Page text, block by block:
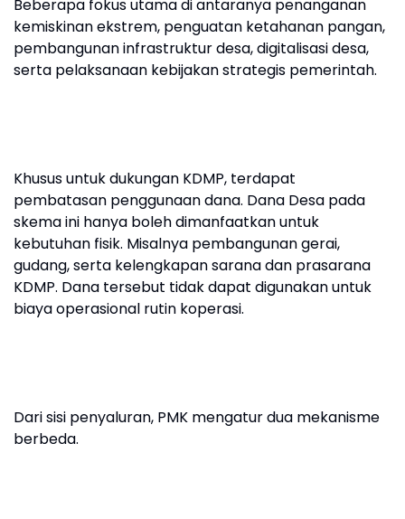
Beberapa fokus utama di antaranya penanganan
kemiskinan ekstrem, penguatan ketahanan pangan,
pembangunan infrastruktur desa, digitalisasi desa,
serta pelaksanaan kebijakan strategis pemerintah.
Khusus untuk dukungan KDMP, terdapat
pembatasan penggunaan dana. Dana Desa pada
skema ini hanya boleh dimanfaatkan untuk
kebutuhan fisik. Misalnya pembangunan gerai,
gudang, serta kelengkapan sarana dan prasarana
KDMP. Dana tersebut tidak dapat digunakan untuk
biaya operasional rutin koperasi.
Dari sisi penyaluran, PMK mengatur dua mekanisme
berbeda.